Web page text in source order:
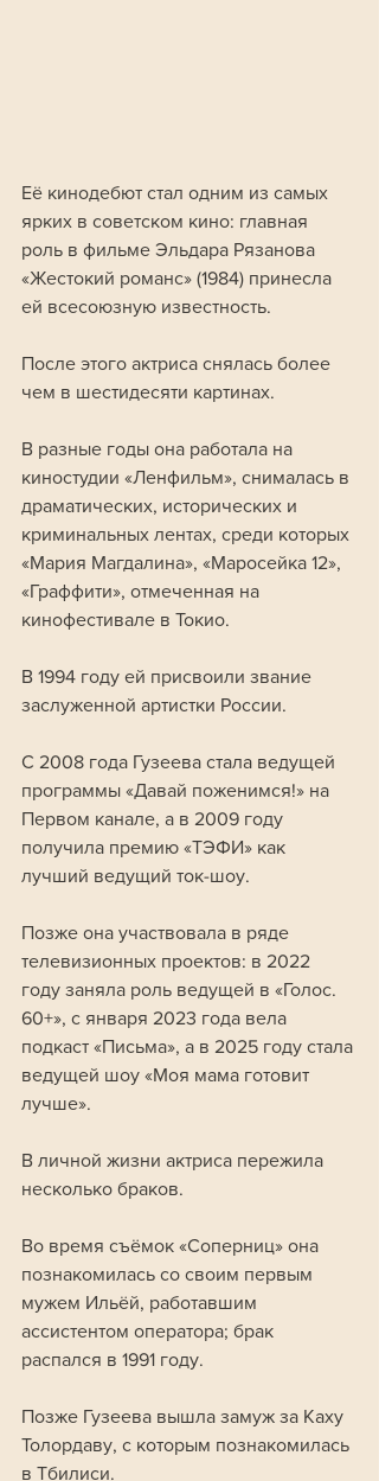
Её кинодебют стал одним из самых
ярких в советском кино: главная
роль в фильме Эльдара Рязанова
«Жестокий романс» (1984) принесла
ей всесоюзную известность.
После этого актриса снялась более
чем в шестидесяти картинах.
В разные годы она работала на
киностудии «Ленфильм», снималась в
драматических, исторических и
криминальных лентах, среди которых
«Мария Магдалина», «Маросейка 12»,
«Граффити», отмеченная на
кинофестивале в Токио.
В 1994 году ей присвоили звание
заслуженной артистки России.
С 2008 года Гузеева стала ведущей
программы «Давай поженимся!» на
Первом канале, а в 2009 году
получила премию «ТЭФИ» как
лучший ведущий ток-шоу.
Позже она участвовала в ряде
телевизионных проектов: в 2022
году заняла роль ведущей в «Голос.
60+», с января 2023 года вела
подкаст «Письма», а в 2025 году стала
ведущей шоу «Моя мама готовит
лучше».
В личной жизни актриса пережила
несколько браков.
Во время съёмок «Соперниц» она
познакомилась со своим первым
мужем Ильёй, работавшим
ассистентом оператора; брак
распался в 1991 году.
Позже Гузеева вышла замуж за Каху
Толордаву, с которым познакомилась
в Тбилиси.